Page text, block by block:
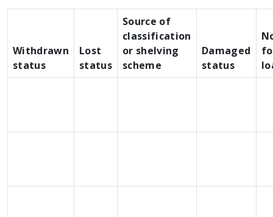
Withdrawn
status
Lost
status
Source of
classification
or shelving
scheme
Damaged
status